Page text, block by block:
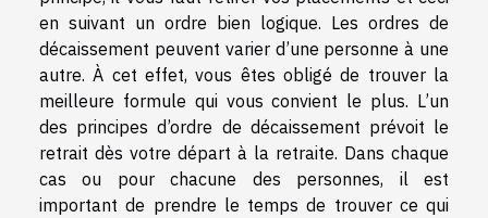
en suivant un ordre bien logique. Les ordres de
décaissement peuvent varier d’une personne à une
autre. À cet effet, vous êtes obligé de trouver la
meilleure formule qui vous convient le plus. L’un
des principes d’ordre de décaissement prévoit le
retrait dès votre départ à la retraite. Dans chaque
cas ou pour chacune des personnes, il est
important de prendre le temps de trouver ce qui